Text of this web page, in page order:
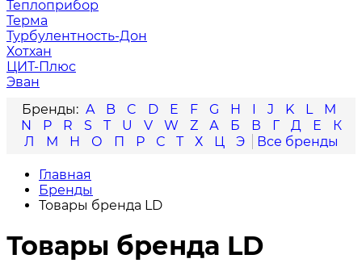
Теплоприбор
Терма
Турбулентность-Дон
Хотхан
ЦИТ-Плюс
Эван
A
B C D E F G H I J K L
M
N
P R S T U V W Z А Б В Г Д Е
К
Л
М Н О П Р С Т Х Ц Э
Главная
Бренды
Товары бренда LD
Товары бренда LD